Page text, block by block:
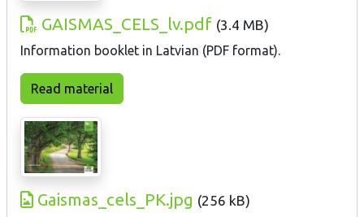
GAISMAS_CELS_lv.pdf (3.4 MB)
Information booklet in Latvian (PDF format).
Read material
Gaismas_cels_PK.jpg (256 kB)